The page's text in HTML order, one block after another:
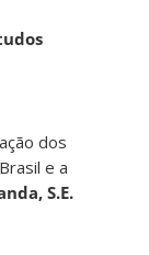
dos
e a
S.E.